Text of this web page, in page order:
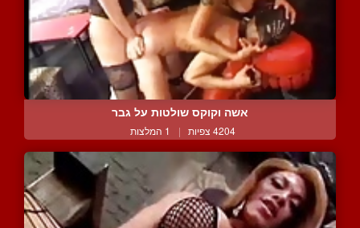
אשה וקוקס שולטות על גבר
4204 צפיות | 1 המלצות